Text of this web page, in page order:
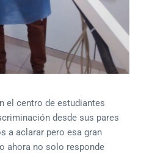
el centro de estudiantes
desde sus pares
a aclarar pero esa gran
ahora no solo responde